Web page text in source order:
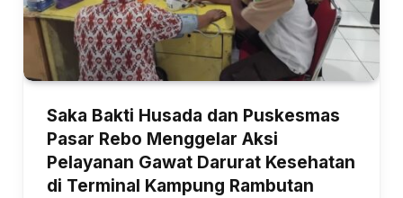
Saka Bakti Husada dan Puskesmas
Pasar Rebo Menggelar Aksi
Pelayanan Gawat Darurat Kesehatan
di Terminal Kampung Rambutan